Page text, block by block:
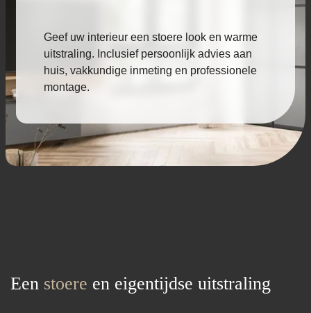
Geef uw interieur een stoere look en warme
uitstraling. Inclusief persoonlijk advies aan
huis, vakkundige inmeting en professionele
montage.
Een stoere en eigentijdse uitstraling